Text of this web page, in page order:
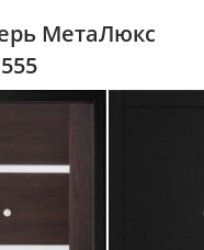
МетаЛюкс